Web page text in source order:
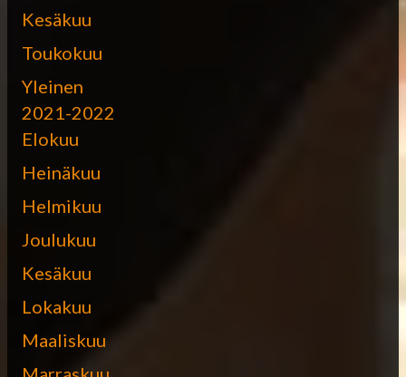
Kesäkuu
Toukokuu
Yleinen
2021-2022
Elokuu
Heinäkuu
Helmikuu
Joulukuu
Kesäkuu
Lokakuu
Maaliskuu